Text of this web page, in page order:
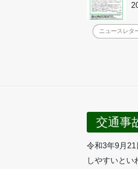
ニュースレタ
交通事
令和3年9月
しやすいとい